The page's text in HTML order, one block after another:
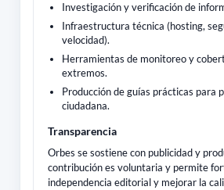
Investigación y verificación de
Infraestructura técnica (hosting,
velocidad).
Herramientas de monitoreo y
extremos.
Producción de guías prácticas para
ciudadana.
Transparencia
Orbes se sostiene con publicidad y
contribución es voluntaria y permite
independencia editorial y mejorar la